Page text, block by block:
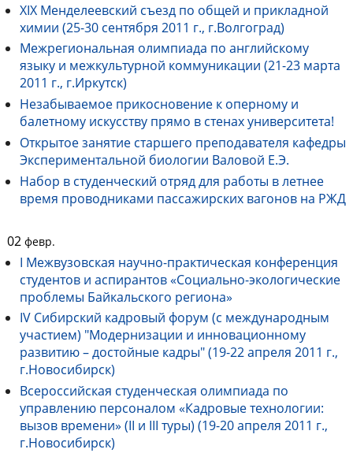
XIX Менделеевский съезд по общей и прикладной
химии (25-30 сентября 2011 г., г.Волгоград)
Межрегиональная олимпиада по английскому
языку и межкультурной коммуникации (21-23 марта
2011 г., г.Иркутск)
Незабываемое прикосновение к оперному и
балетному искусству прямо в стенах университета!
Открытое занятие старшего преподавателя кафедры
Экспериментальной биологии Валовой Е.Э.
Набор в студенческий отряд для работы в летнее
время проводниками пассажирских вагонов на РЖД
02 февр.
I Межвузовская научно-практическая конференция
студентов и аспирантов «Социально-экологические
проблемы Байкальского региона»
IV Сибирский кадровый форум (с международным
участием) "Модернизации и инновационному
развитию – достойные кадры" (19-22 апреля 2011 г.,
г.Новосибирск)
Всероссийская студенческая олимпиада по
управлению персоналом «Кадровые технологии:
вызов времени» (II и III туры) (19-20 апреля 2011 г.,
г.Новосибирск)